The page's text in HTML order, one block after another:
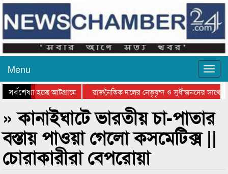
Menu
সর্বশেষহচ্ছে আটগ্রামে
রাজনৈতিক দলের নেতৃবৃন্দ ও সুধীজনদের সাথে
পুরস্কার বিতরণ সম্পন্ন
সিলেটে বাংলাদেশ গ্রুপ থিয়েটার ফেডারেশানের
» কানাইঘাটে ভারতীয় চা-পাতার
বস্তায় পাওয়া গেলো কসমেটিক্স ||
চোরাকারীরা বেপরোয়া